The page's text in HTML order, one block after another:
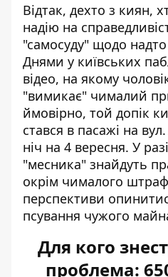
Відтак, дехто з киян,
надію на
"самосуду" щодо
Днями у київських
відео, на якому
"вимикає" чималий
ймовірно, той допік
стався в пасажі на
ніч на 4 вересня. У
"месника" знайдуть
окрім чималого
перспективи
псування чужого
Для кого
проблема: